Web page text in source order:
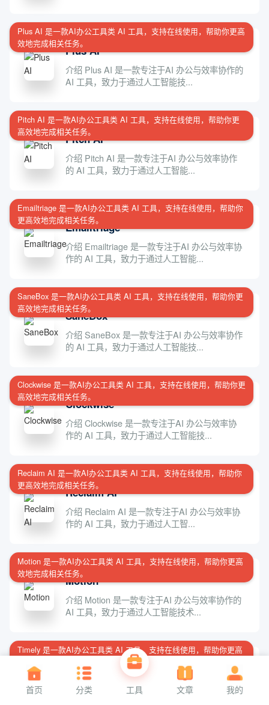
Plus AI 是一款AI办公工具类 AI 工具，支持在线使用，帮助你更高
效地完成相关任务。
Plus AI
介绍 Plus AI 是一款专注于AI 办公与效率协作的
AI 工具，致力于通过人工智能技...
Pitch AI 是一款AI办公工具类 AI 工具，支持在线使用，帮助你更
高效地完成相关任务。
Pitch AI
介绍 Pitch AI 是一款专注于AI 办公与效率协作
的 AI 工具，致力于通过人工智能...
Emailtriage 是一款AI办公工具类 AI 工具，支持在线使用，帮助你
更高效地完成相关任务。
Emailtriage
介绍 Emailtriage 是一款专注于AI 办公与效率协
作的 AI 工具，致力于通过人工智能...
SaneBox 是一款AI办公工具类 AI 工具，支持在线使用，帮助你更
高效地完成相关任务。
SaneBox
介绍 SaneBox 是一款专注于AI 办公与效率协作
的 AI 工具，致力于通过人工智能技...
Clockwise 是一款AI办公工具类 AI 工具，支持在线使用，帮助你更
高效地完成相关任务。
Clockwise
介绍 Clockwise 是一款专注于AI 办公与效率协
作的 AI 工具，致力于通过人工智能技...
Reclaim AI 是一款AI办公工具类 AI 工具，支持在线使用，帮助你
更高效地完成相关任务。
Reclaim AI
介绍 Reclaim AI 是一款专注于AI 办公与效率协
作的 AI 工具，致力于通过人工智...
Motion 是一款AI办公工具类 AI 工具，支持在线使用，帮助你更高
效地完成相关任务。
Motion
介绍 Motion 是一款专注于AI 办公与效率协作的
AI 工具，致力于通过人工智能技术...
Timely 是一款AI办公工具类 AI 工具，支持在线使用，帮助你更高
Timely
介绍 Timely 是一款专注于AI 办公与效率协作的
首页 分类 工具 文章 我的